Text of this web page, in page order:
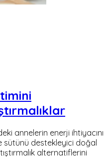
annelerin enerji ihtiyacını
sütünü destekleyici doğal
alternatiflerini